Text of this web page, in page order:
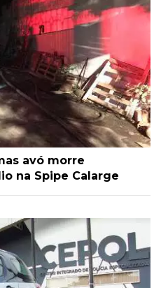
avó morre
na Spipe Calarge